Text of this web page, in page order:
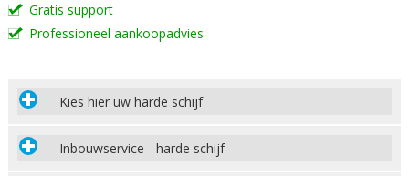
Kies hier uw harde schijf
Inbouwservice - harde schijf
Gratis support
Professioneel aankoopadvies